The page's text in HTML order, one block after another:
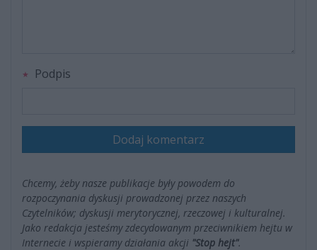
Podpis
Dodaj komentarz
Chcemy, żeby nasze publikacje były powodem do
rozpoczynania dyskusji prowadzonej przez naszych
Czytelników; dyskusji merytorycznej, rzeczowej i kulturalnej.
Jako redakcja jesteśmy zdecydowanym przeciwnikiem hejtu w
Internecie i wspieramy działania akcji "Stop hejt".